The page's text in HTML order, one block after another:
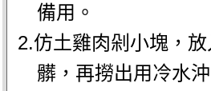
備用。
2.仿土雞肉剁小塊，
髒，再撈出用冷水